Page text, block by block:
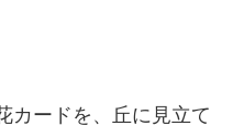
カードを、丘に見立て